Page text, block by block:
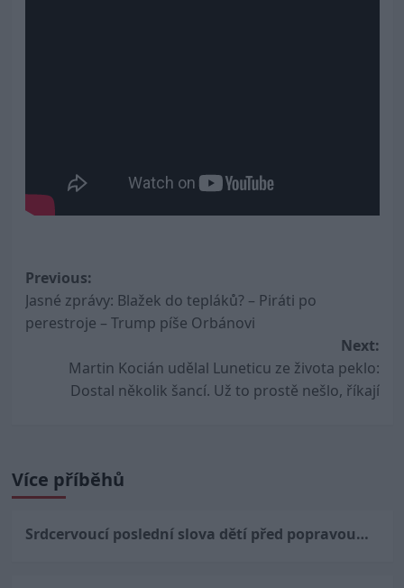
Post
navigation
Previous:
Jasné zprávy: Blažek do tepláků? – Piráti po
perestroje – Trump píše Orbánovi
Next:
Martin Kocián udělal Luneticu ze života peklo:
Dostal několik šancí. Už to prostě nešlo, říkají
Více příběhů
Srdcervoucí poslední slova dětí před popravou…